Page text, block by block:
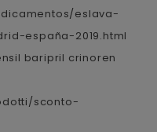
eslava-
españa-2019.html
baripril crinoren
sconto-